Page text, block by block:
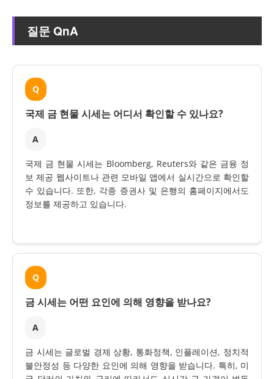
질문 QnA
Q
국제 금 현물 시세는 어디서 확인할 수 있나요?
A
국제 금 현물 시세는 Bloomberg, Reuters와 같은 금융 정
보 제공 웹사이트나 관련 모바일 앱에서 실시간으로 확인할
수 있습니다. 또한, 각종 증권사 및 은행의 홈페이지에서도
정보를 제공하고 있습니다.
Q
금 시세는 어떤 요인에 의해 영향을 받나요?
A
금 시세는 글로벌 경제 상황, 통화정책, 인플레이션, 정치적
불안정성 등 다양한 요인에 의해 영향을 받습니다. 특히, 미